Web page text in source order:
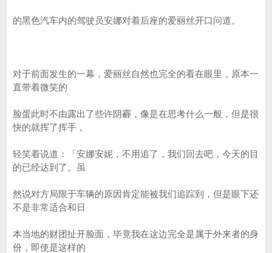
的黑色汽车内的驾驶员安娜对着后座的爱丽丝开口问道。
对于前面发生的一幕，爱丽丝自然也完全的看在眼里，原本一
直带着微笑的
脸蛋此时不由露出了些许阴霾，像是在思考什么一般，但是很
快的就挥了挥手，
轻笑着说道：「安娜安妮，不用追了，我们回去吧，今天的目
的已经达到了。虽
然说对方局限于车辆的原因肯定能被我们追踪到，但是眼下还
不是非常适合和日
本当地的财团扯开脸面，毕竟我在这边完全是属于外来者的身
份，即使是这样的